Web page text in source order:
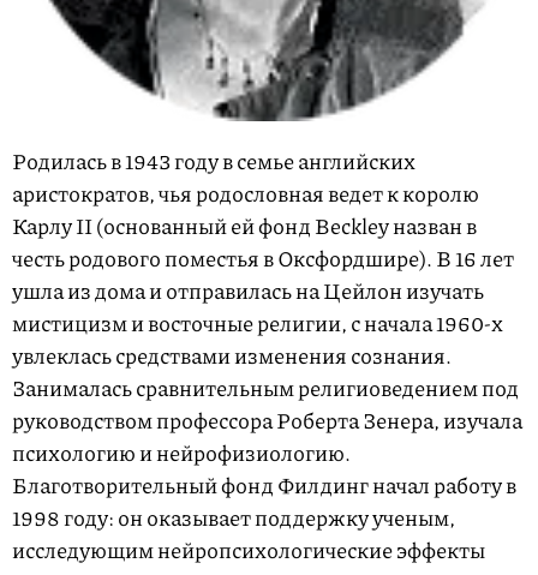
Родилась в 1943 году в семье английских
аристократов, чья родословная ведет к королю
Карлу II (основанный ей фонд Beckley назван в
честь родового поместья в Оксфордшире). В 16 лет
ушла из дома и отправилась на Цейлон изучать
мистицизм и восточные религии, с начала 1960-х
увлеклась средствами изменения сознания.
Занималась сравнительным религиоведением под
руководством профессора Роберта Зенера, изучала
психологию и нейрофизиологию.
Благотворительный фонд Филдинг начал работу в
1998 году: он оказывает поддержку ученым,
исследующим нейропсихологические эффекты